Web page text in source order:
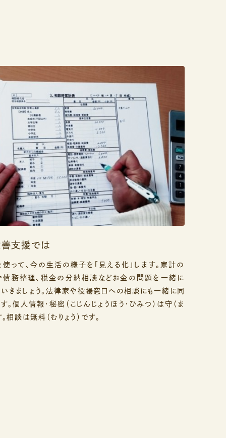
支援では
って、今の生活の様子を「見える化」します。家計の
債務整理、税金の分納相談などお金の問題を一緒に
きましょう。法律家や役場窓口への相談にも一緒に同
。個人情報・秘密（こじんじょうほう・ひみつ）は守（ま
。相談は無料（むりょう）です。